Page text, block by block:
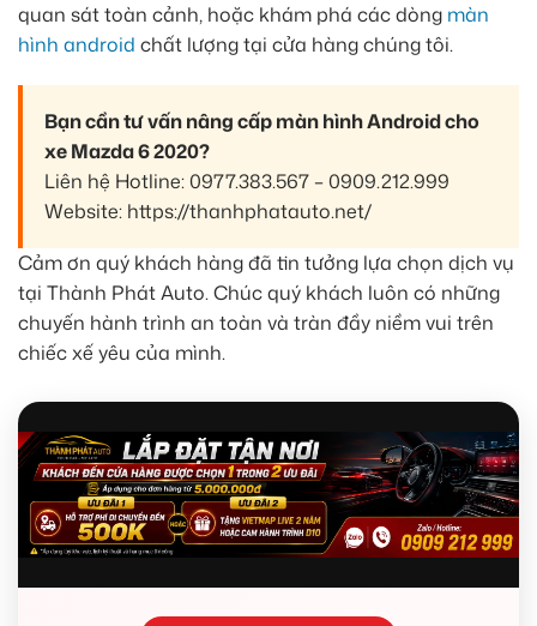
quan sát toàn cảnh, hoặc khám phá các dòng màn
hình android chất lượng tại cửa hàng chúng tôi.
Bạn cần tư vấn nâng cấp màn hình Android cho
xe Mazda 6 2020?
Liên hệ Hotline: 0977.383.567 – 0909.212.999
Website: https://thanhphatauto.net/
Cảm ơn quý khách hàng đã tin tưởng lựa chọn dịch vụ
tại Thành Phát Auto. Chúc quý khách luôn có những
chuyến hành trình an toàn và tràn đầy niềm vui trên
chiếc xế yêu của mình.